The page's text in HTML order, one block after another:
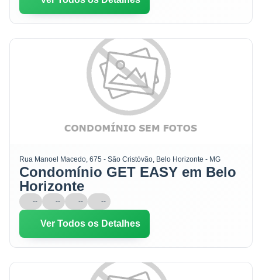
Rua Manoel Macedo, 675 - São Cristóvão, Belo Horizonte - MG
Condomínio GET EASY em Belo
Horizonte
-- -- -- --
Ver Todos os Detalhes